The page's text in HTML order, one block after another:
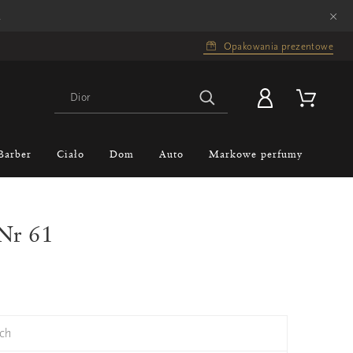
×
Opakowania prezentowe
Ciało Dom Auto Markowe perfumy
61